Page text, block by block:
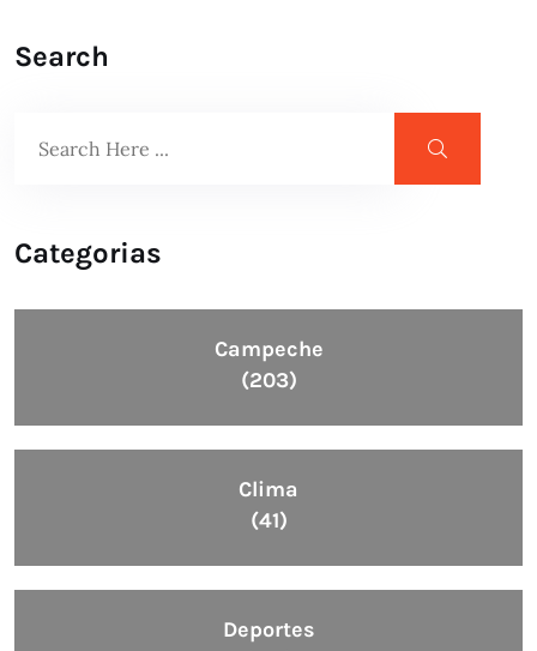
Search
Categorias
Campeche
(203)
Clima
(41)
Deportes